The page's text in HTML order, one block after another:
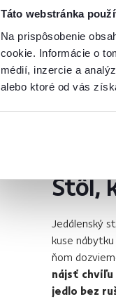
Táto webstránka
Na prispôsobenie
cookie. Informácie o
médií, inzercie a
alebo ktoré od vás
Jedálenský
Stôl,
Jedálenský
kuse
ňom
nájsť chvíľu
jedlo bez